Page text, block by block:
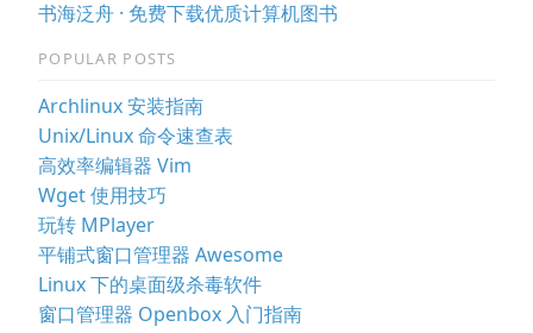
书海泛舟 · 免费下载优质计算机图书
POPULAR POSTS
Archlinux 安装指南
Unix/Linux 命令速查表
高效率编辑器 Vim
Wget 使用技巧
玩转 MPlayer
平铺式窗口管理器 Awesome
Linux 下的桌面级杀毒软件
窗口管理器 Openbox 入门指南